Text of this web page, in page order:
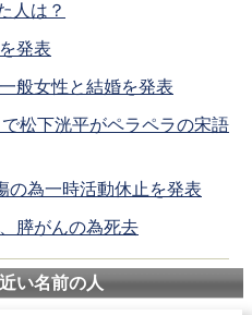
人は？
発表
般女性と結婚を発表
松下洸平がペラペラの宋語
の為一時活動休止を発表
膵がんの為死去
い名前の人